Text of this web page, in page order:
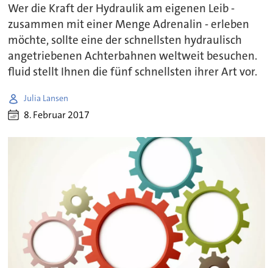
Wer die Kraft der Hydraulik am eigenen Leib -
zusammen mit einer Menge Adrenalin - erleben
möchte, sollte eine der schnellsten hydraulisch
angetriebenen Achterbahnen weltweit besuchen.
fluid stellt Ihnen die fünf schnellsten ihrer Art vor.
Julia Lansen
8. Februar 2017